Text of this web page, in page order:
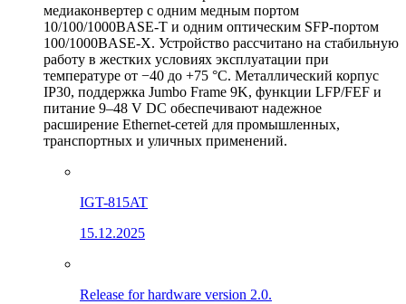
медиаконвертер с одним медным портом
10/100/1000BASE-T и одним оптическим SFP-портом
100/1000BASE-X. Устройство рассчитано на стабильную
работу в жестких условиях эксплуатации при
температуре от −40 до +75 °C. Металлический корпус
IP30, поддержка Jumbo Frame 9K, функции LFP/FEF и
питание 9–48 V DC обеспечивают надежное
расширение Ethernet-сетей для промышленных,
транспортных и уличных применений.
IGT-815AT
15.12.2025
Release for hardware version 2.0.